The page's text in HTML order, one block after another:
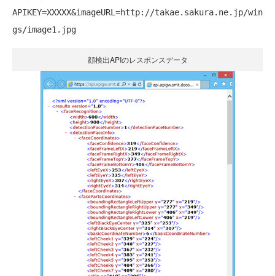
APIKEY=XXXXX&imageURL=http://takae.sakura.ne.jp/win
顔検出APIのレスポンスデータ